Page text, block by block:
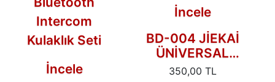
İncele
İncele
BD-004 JİEKAİ
ÜNİVERSAL
SPOR ELCİK
350,00 TL